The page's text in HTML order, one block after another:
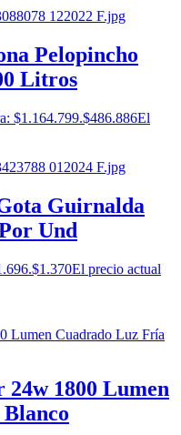
Pelopincho
Litros
$1.164.799.$486.886El
Guirnalda
Und
$1.370El precio actual
1800 Lumen